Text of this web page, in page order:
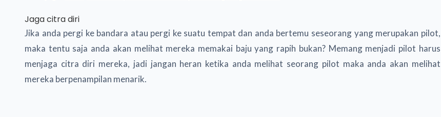
Jaga citra diri
Jika anda pergi ke bandara atau pergi ke suatu tempat dan anda bertemu seseorang yang merupakan pilot,
maka tentu saja anda akan melihat mereka memakai baju yang rapih bukan? Memang menjadi pilot harus
menjaga citra diri mereka, jadi jangan heran ketika anda melihat seorang pilot maka anda akan melihat
mereka berpenampilan menarik.